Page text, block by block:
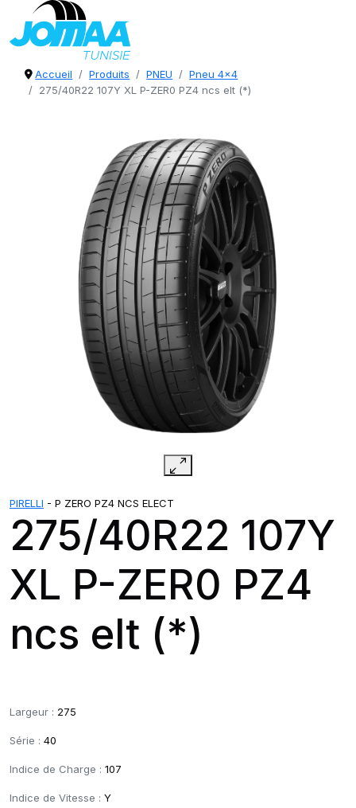
Accueil Produits PNEU
Pneu 4x4
275/40R22 107Y XL P-ZER0 PZ4 ncs elt (*)
PIRELLI - P ZERO PZ4 NCS ELECT
275/40R22 107Y
XL P-ZER0 PZ4
ncs elt (*)
Largeur : 275
Série : 40
Indice de Charge : 107
Indice de Vitesse : Y